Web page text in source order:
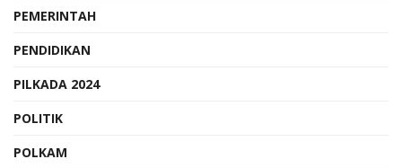
PEMERINTAH
PENDIDIKAN
PILKADA 2024
POLITIK
POLKAM